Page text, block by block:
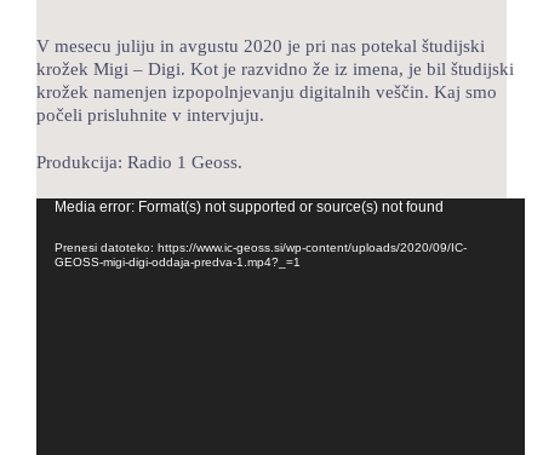
TEČAJI
KNJIŽNICA
V mesecu juliju in avgustu 2020 je pri nas potekal študijski
krožek Migi – Digi. Kot je razvidno že iz imena, je bil študijski
krožek namenjen izpopolnjevanju digitalnih veščin. Kaj smo
počeli prisluhnite v intervjuju.
Produkcija: Radio 1 Geoss.
Predvajalnik
Media error: Format(s) not supported or source(s) not found
Prenesi datoteko: https://www.ic-geoss.si/wp-content/uploads/2020/09/IC-
GEOSS-migi-digi-oddaja-predva-1.mp4?_=1